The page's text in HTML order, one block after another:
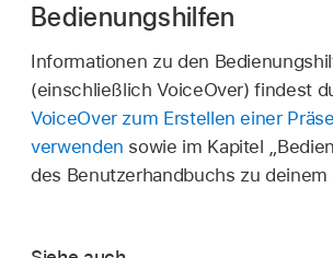
Bedienungshilfen
Informationen zu den
(einschließlich VoiceOver) findest
VoiceOver zum Erstellen einer
verwenden sowie im Kapitel
des Benutzerhandbuchs zu deinem